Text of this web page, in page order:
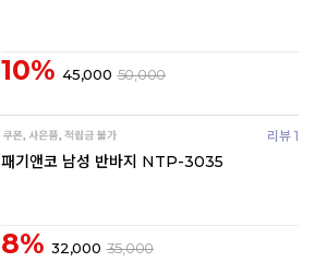
10% 45,000 50,000
리뷰 1
패기앤코 남성 반바지 NTP-3035
8% 32,000 35,000